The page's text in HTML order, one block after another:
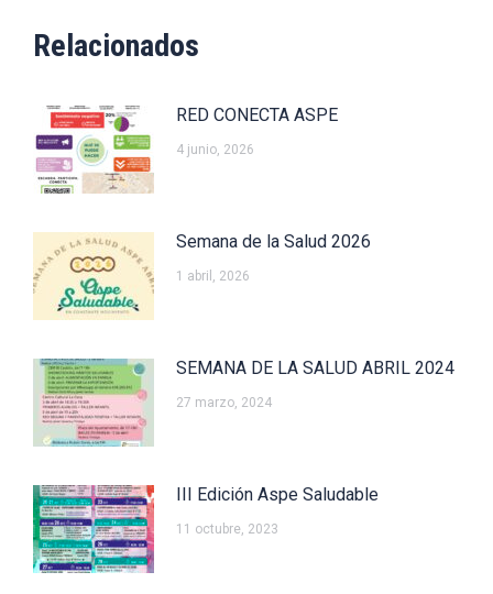
Relacionados
RED CONECTA ASPE
4 junio, 2026
Semana de la Salud 2026
1 abril, 2026
SEMANA DE LA SALUD ABRIL 2024
27 marzo, 2024
III Edición Aspe Saludable
11 octubre, 2023